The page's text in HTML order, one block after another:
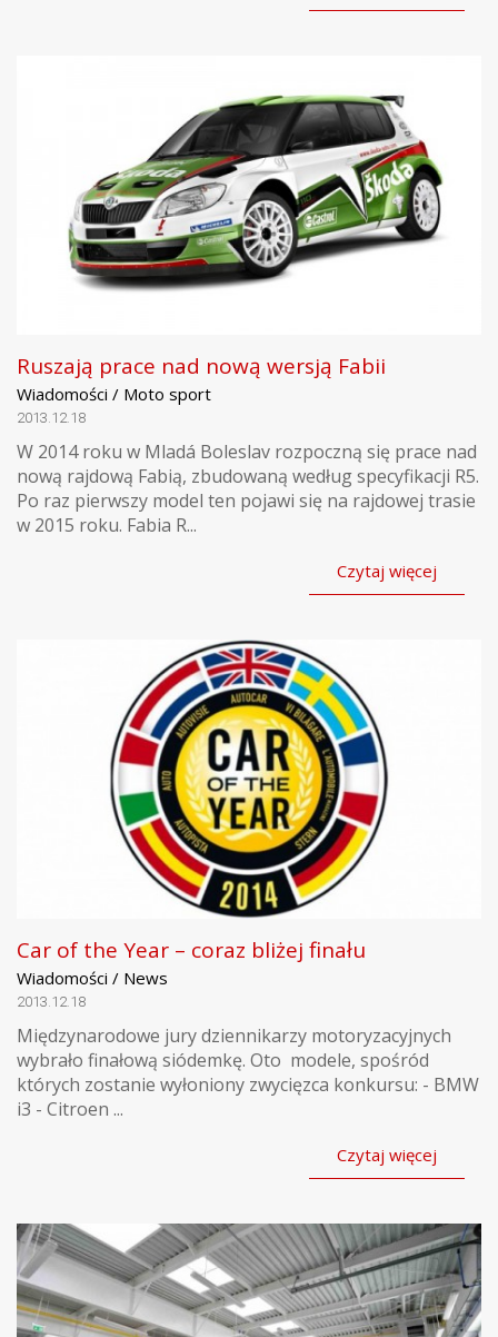
Ruszają prace nad nową wersją Fabii
Wiadomości / Moto sport
2013.12.18
W 2014 roku w Mladá Boleslav rozpoczną się prace nad
nową rajdową Fabią, zbudowaną według specyfikacji R5.
Po raz pierwszy model ten pojawi się na rajdowej trasie
w 2015 roku. Fabia R...
Czytaj więcej
Car of the Year – coraz bliżej finału
Wiadomości / News
2013.12.18
Międzynarodowe jury dziennikarzy motoryzacyjnych
wybrało finałową siódemkę. Oto modele, spośród
których zostanie wyłoniony zwycięzca konkursu: - BMW
i3 - Citroen ...
Czytaj więcej